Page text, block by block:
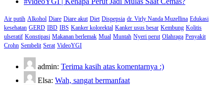
Air putih Alkohol Diare Diare akut Diet Dispepsia dr. Virly Nanda Muzellina Edukasi
kesehatan GERD IBD IBS Kanker kolorektal Kanker usus besar Kembung Kolitis
ulseratif Konstipasi Makanan berlemak Mual Muntah Nyeri perut Olahraga Penyakit
Crohn Sembelit Serat VideoYGI
admin: Terima kasih atas komentarnya :)
Elsa: Wah, sangat bermanfaat